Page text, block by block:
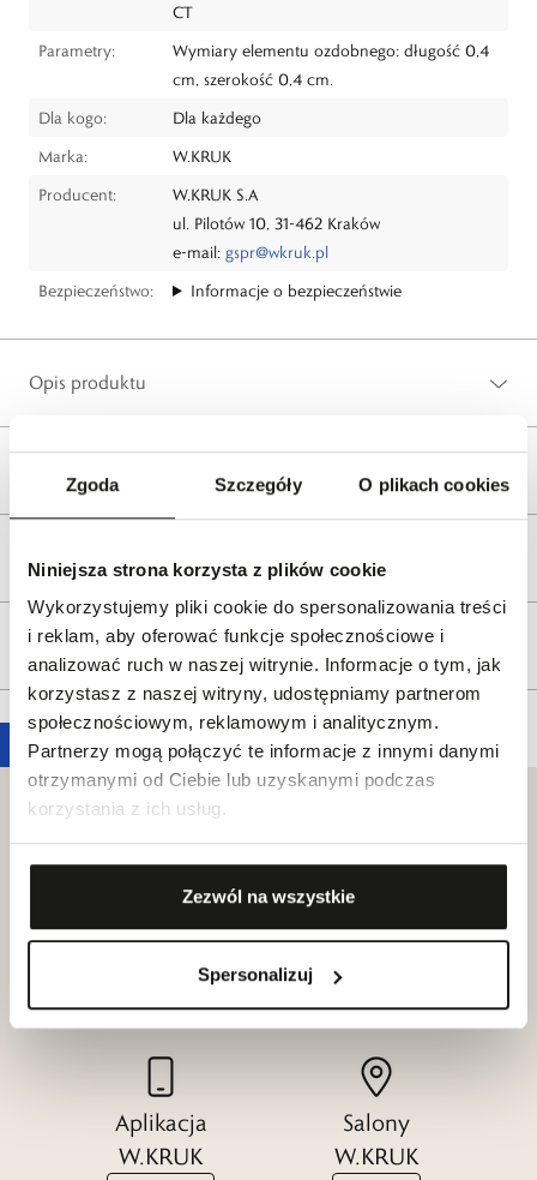
Zgoda Szczegóły O plikach cookies
Niniejsza strona korzysta z plików cookie
Wykorzystujemy pliki cookie do spersonalizowania treści
i reklam, aby oferować funkcje społecznościowe i
analizować ruch w naszej witrynie. Informacje o tym, jak
korzystasz z naszej witryny, udostępniamy partnerom
społecznościowym, reklamowym i analitycznym.
Partnerzy mogą połączyć te informacje z innymi danymi
otrzymanymi od Ciebie lub uzyskanymi podczas
korzystania z ich usług.
Zezwól na wszystkie
Spersonalizuj
CT
Parametry:
Wymiary elementu ozdobnego: długość 0,4
cm, szerokość 0,4 cm.
Dla kogo:
Dla każdego
Marka:
W.KRUK
Producent:
W.KRUK S.A
ul. Pilotów 10, 31-462 Kraków
e-mail: gspr@wkruk.pl
Bezpieczeństwo:
Informacje o bezpieczeństwie
Opis produktu
Reklamacje i zwroty
Tagi
Klub dla
Przyjaciół
W.KRUK
Dołącz
W.KRUK
Aplikacja
W.KRUK
Salony
W.KRUK